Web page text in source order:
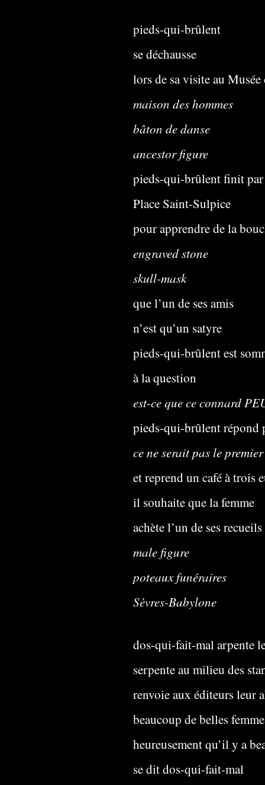
pieds-qui-brûlent
se déchausse
lors de sa visite au
maison des hommes
bâton de danse
ancestor figure
pieds-qui-brûlent finit
Place Saint-Sulpice
pour apprendre de la
engraved stone
skull-mask
que l’un de ses amis
n’est qu’un satyre
pieds-qui-brûlent est
à la question
est-ce que ce connard
pieds-qui-brûlent répond
ce ne serait pas le premier
et reprend un café à trois
il souhaite que la femme
achète l’un de ses recueils
male figure
poteaux funéraires
Sèvres-Babylone
dos-qui-fait-mal arpente
serpente au milieu des
renvoie aux éditeurs leur
beaucoup de belles
heureusement qu’il y a
se dit dos-qui-fait-mal